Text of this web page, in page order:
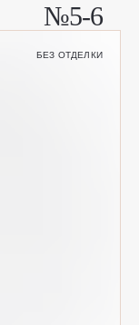
№5-6
БЕЗ ОТДЕЛКИ